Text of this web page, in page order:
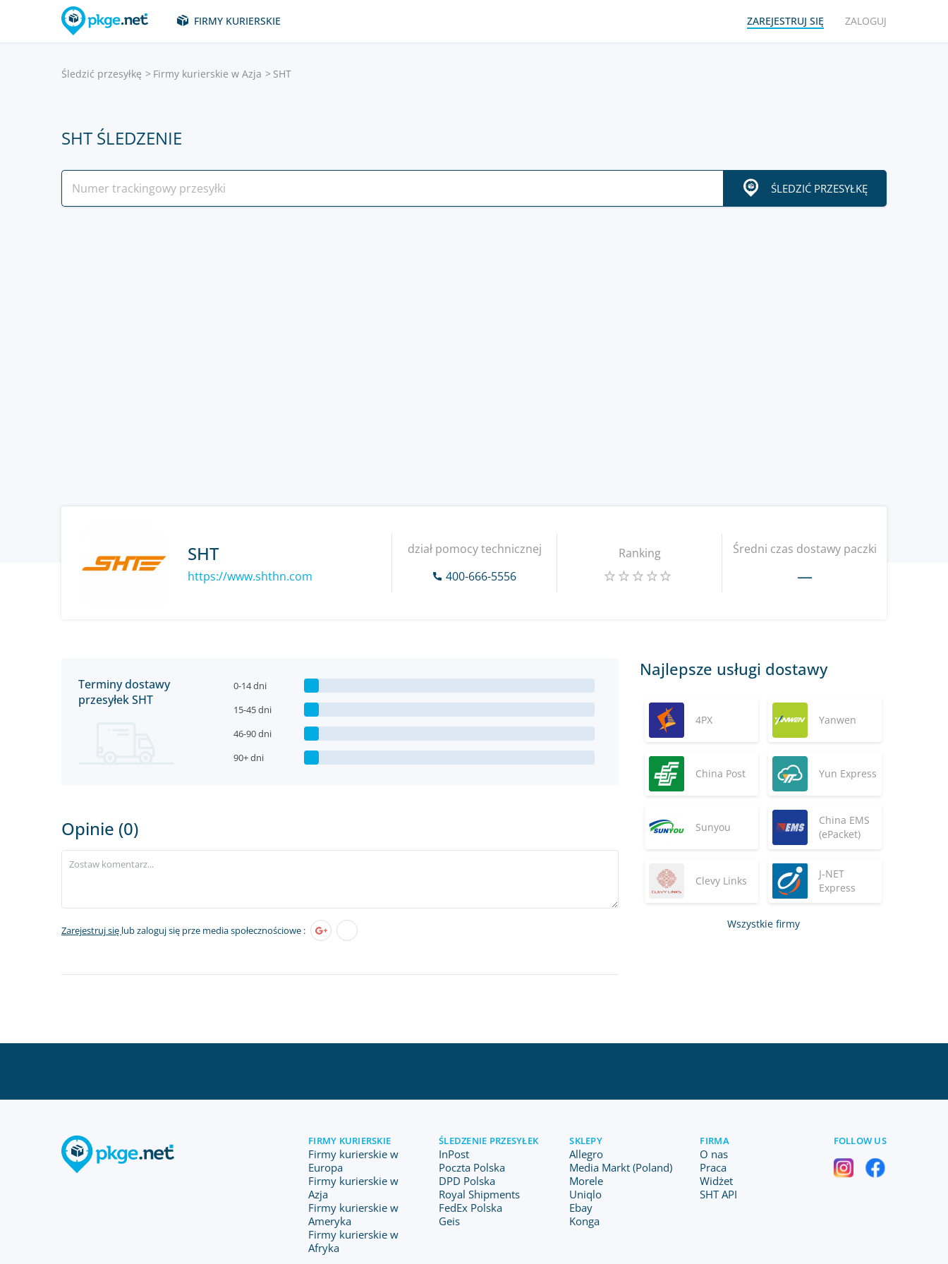
FIRMY KURIERSKIE ZAREJESTRUJ SIĘ ZALOGUJ
Śledzić przesyłkę Firmy kurierskie w Azja SHT
SHT ŚLEDZENIE
ŚLEDZIĆ PRZESYŁKĘ
SHT
https://www.shthn.com
dział pomocy technicznej
400-666-5556
Ranking Średni czas dostawy paczki
—
Terminy dostawy
przesyłek SHT
0-14 dni
15-45 dni
46-90 dni
90+ dni
Opinie (0)
Zarejestruj się lub zaloguj się prze media społecznościowe :
Najlepsze usługi dostawy
4PX Yanwen
China Post Yun Express
Sunyou
China EMS
(ePacket)
Clevy Links
J-NET
Express
Wszystkie firmy
FIRMY KURIERSKIE
Firmy kurierskie w
Europa
Firmy kurierskie w
Azja
Firmy kurierskie w
Ameryka
Firmy kurierskie w
Afryka
ŚLEDZENIE PRZESYŁEK
InPost
Poczta Polska
DPD Polska
Royal Shipments
FedEx Polska
Geis
SKLEPY
Allegro
Media Markt (Poland)
Morele
Uniqlo
Ebay
Konga
FIRMA
O nas
Praca
Widżet
SHT API
FOLLOW US